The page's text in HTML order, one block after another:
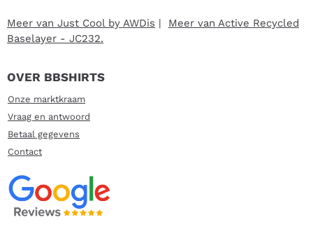
Meer van Just Cool by AWDis | Meer van Active Recycled
Baselayer - JC232.
OVER BBSHIRTS
Onze marktkraam
Vraag en antwoord
Betaal gegevens
Contact